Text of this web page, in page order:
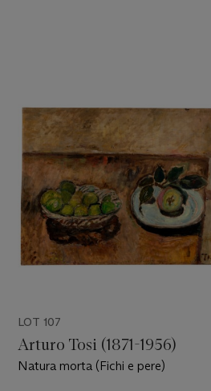
LOT 107
Arturo Tosi (1871-1956)
Natura morta (Fichi e pere)